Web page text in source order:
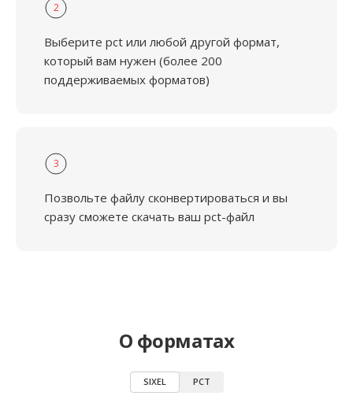
2
Выберите pct или любой другой формат,
который вам нужен (более 200
поддерживаемых форматов)
3
Позвольте файлу сконвертироваться и вы
сразу сможете скачать ваш pct-файл
О форматах
SIXEL PCT